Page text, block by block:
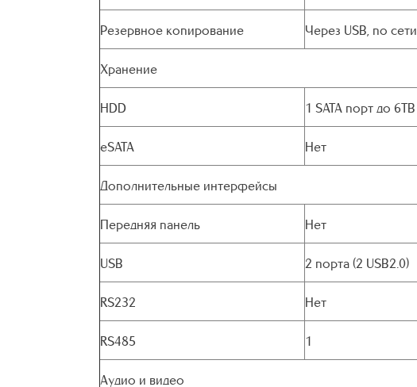
Резервное копирование Через USB, по сети
Хранение
HDD 1 SATA порт до 6TB
eSATA Нет
Дополнительные интерфейсы
Передняя панель Нет
USB 2 порта (2 USB2.0)
RS232 Нет
RS485 1
Аудио и видео